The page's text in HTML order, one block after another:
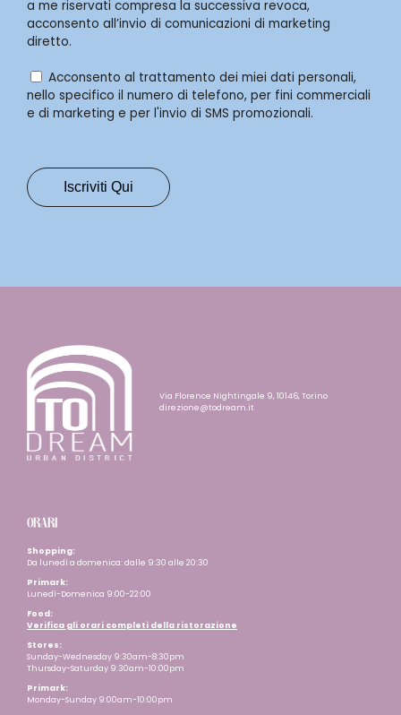
a me riservati compresa la successiva revoca,
acconsento all’invio di comunicazioni di marketing
diretto.
Acconsento al trattamento dei miei dati personali,
nello specifico il numero di telefono, per fini commerciali
e di marketing e per l'invio di SMS promozionali.
Via Florence Nightingale 9, 10146, Torino
direzione@todream.it
ORARI
Shopping:
Da lunedì a domenica: dalle 9:30 alle 20:30
Primark:
Lunedì-Domenica 9:00-22:00
Food:
Verifica gli orari completi della ristorazione
Stores:
Sunday-Wednesday 9:30am-8:30pm
Thursday-Saturday 9:30am-10:00pm
Primark:
Monday-Sunday 9:00am-10:00pm